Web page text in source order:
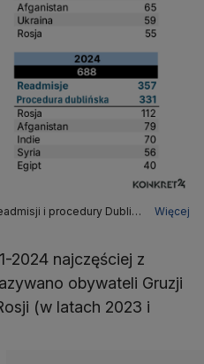
i procedury Dublin
Więcej
2024 najczęściej z
obywateli Gruzji
(w latach 2023 i